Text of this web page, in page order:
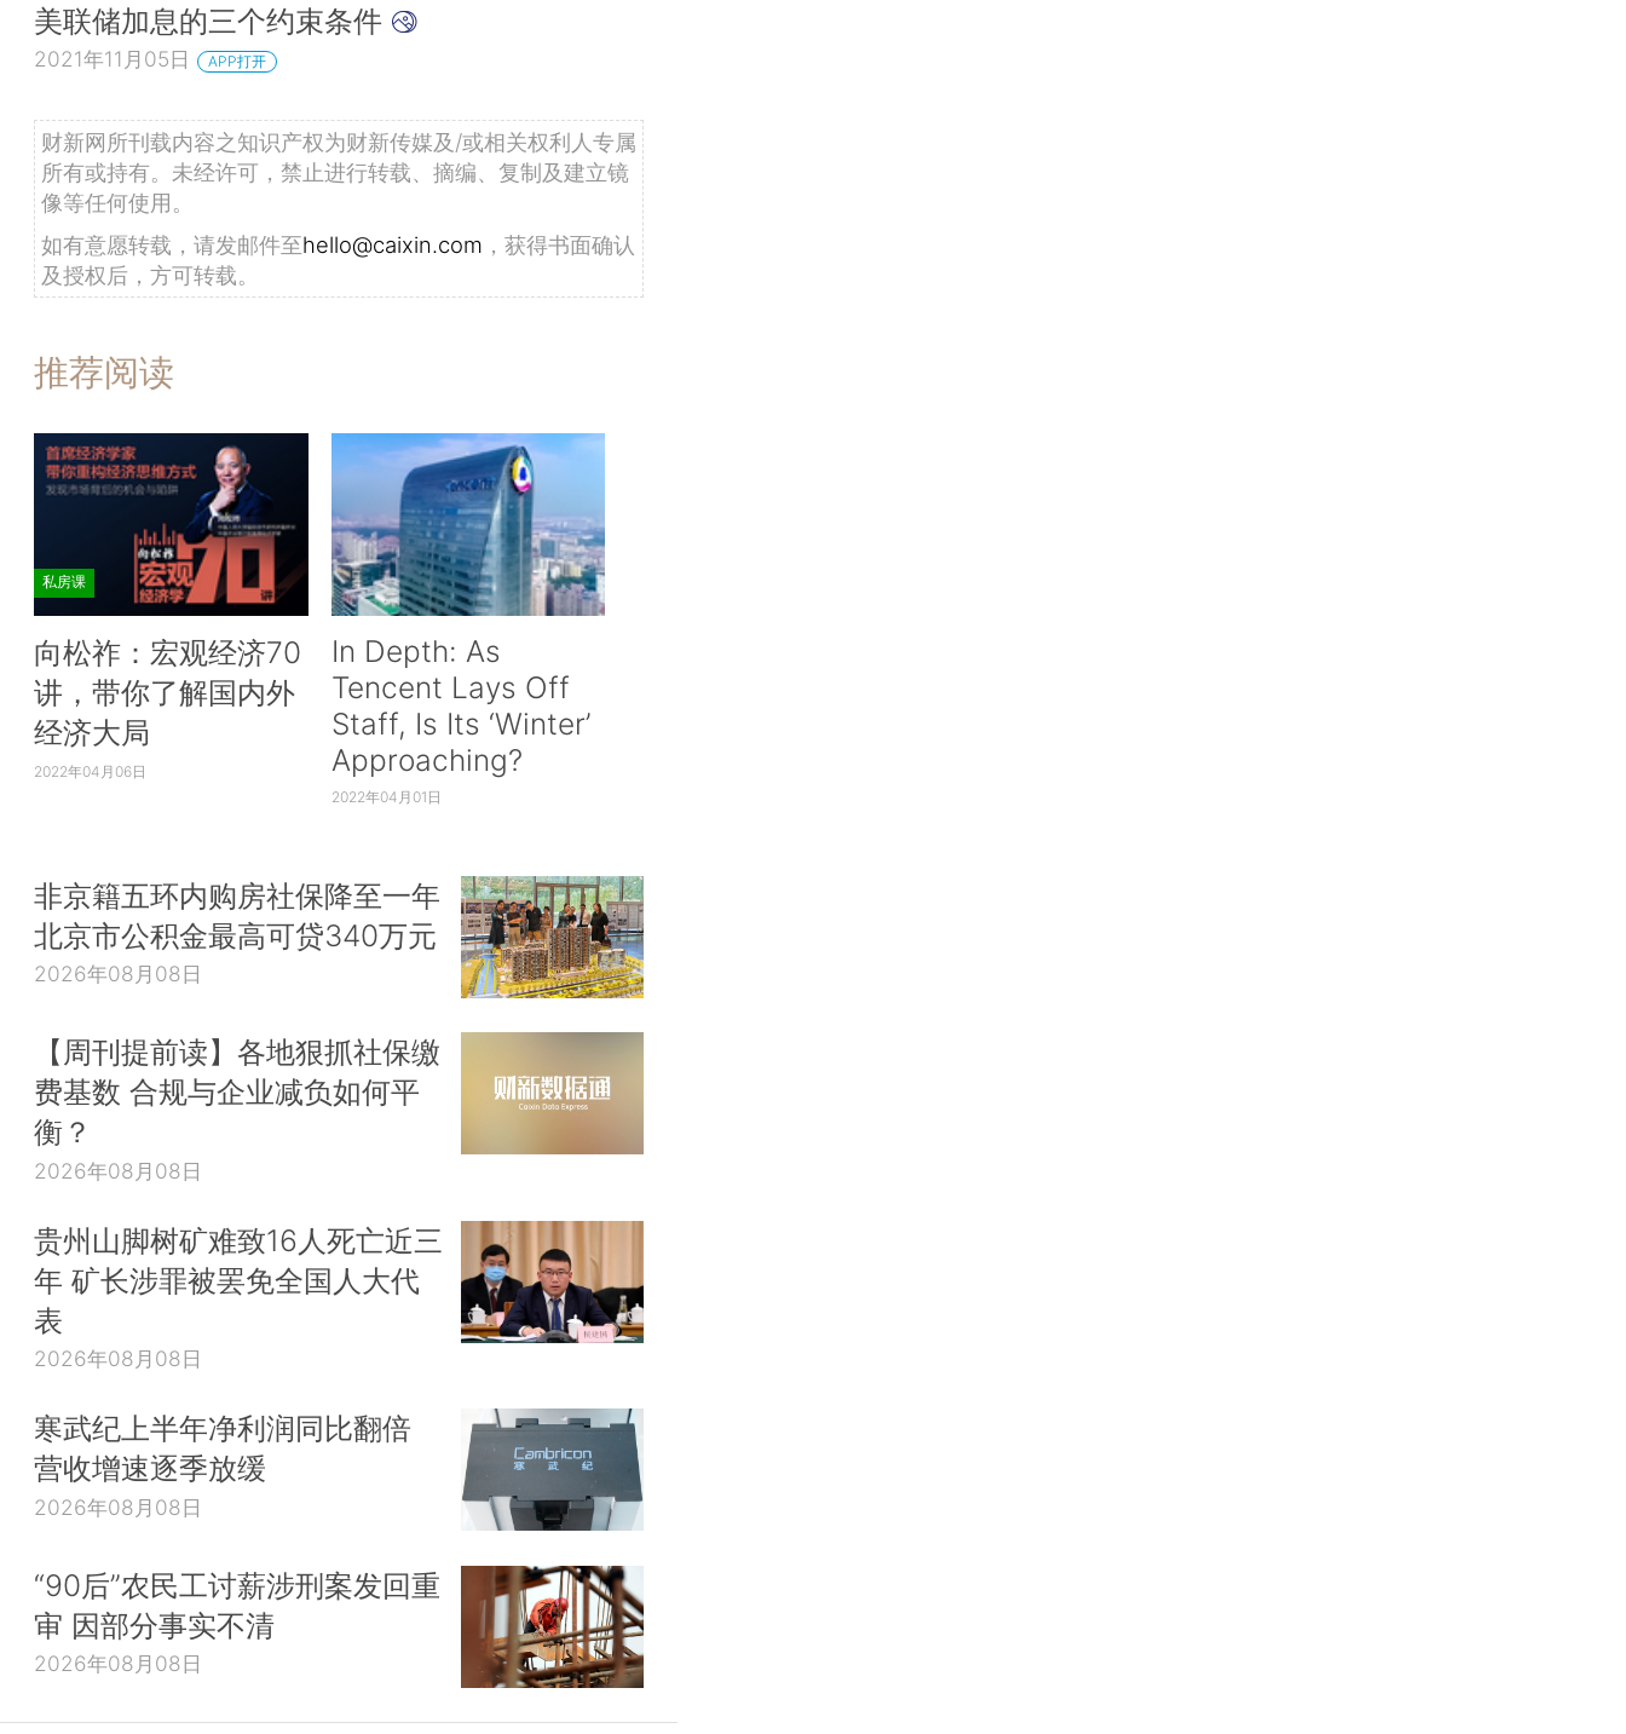
美联储加息的三个约束条件
2021年11月05日 APP打开
财新网所刊载内容之知识产权为财新传媒及/或相关权利人专属
所有或持有。未经许可，禁止进行转载、摘编、复制及建立镜
像等任何使用。
如有意愿转载，请发邮件至hello@caixin.com ，获得书面确认
及授权后，方可转载。
推荐阅读
私房课
向松祚：宏观经济70
讲，带你了解国内外
经济大局
2022年04月06日
In Depth: As
Tencent Lays Off
Staff, Is Its ‘Winter’
Approaching?
2022年04月01日
非京籍五环内购房社保降至一年
北京市公积金最高可贷340万元
2026年08月08日
【周刊提前读】各地狠抓社保缴
费基数 合规与企业减负如何平
衡？
2026年08月08日
贵州山脚树矿难致16人死亡近三
年 矿长涉罪被罢免全国人大代
表
2026年08月08日
寒武纪上半年净利润同比翻倍
营收增速逐季放缓
2026年08月08日
“90后”农民工讨薪涉刑案发回重
审 因部分事实不清
2026年08月08日